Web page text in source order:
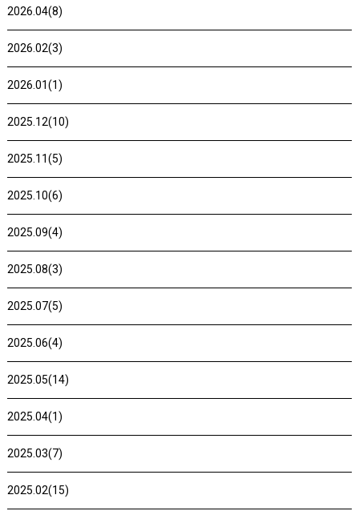
2026.04(8)
2026.02(3)
2026.01(1)
2025.12(10)
2025.11(5)
2025.10(6)
2025.09(4)
2025.08(3)
2025.07(5)
2025.06(4)
2025.05(14)
2025.04(1)
2025.03(7)
2025.02(15)